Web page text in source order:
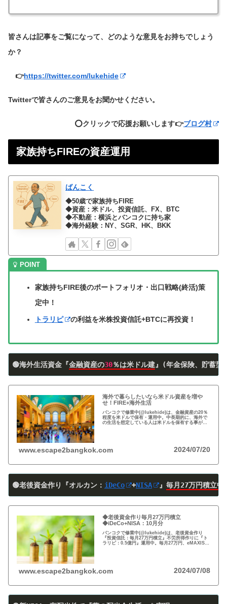
皆さんは記事をご覧になって、どのような意見をお持ちでしょう
か？
👉https://twitter.com/lukehide
Twitterで皆さんのご意見をお聞かせください。
⭕️クリックで応援お願いします👉ブログ村
家族持ちFIREの資産運用
ばんこく
◆50歳で家族持ちFIRE
◆資産：米ドル、投資信託、FX、BTC
◆不動産：横浜とバンコクに持ち家
◆海外経験：NY、SGR、HK、BKK
家族持ちFIRE後のポートフォリオ・出口戦略(終活)策
定中！
トラリピ の利益を米株投資信託+BTCに再投資！
🟢海外生活資金『金融資産の30％は米ドル建』(年金保険、貯蓄型
海外で暮らしたいなら米ドル資産を増や
せ！FIRE+海外生活
バンコクで修業中(@lukehide)は、金融資産の20％
程度を米ドルで保有・運用中。中長期的に、海外で
の生活を想定している人は米ドルを保有する事がお
www.escape2bangkok.com 2024/07/20
🟢老後資金作り『オルカン： iDeCo +NISA 』 毎月27万円積立中
◆老後資金作り毎月27万円積立
◆iDeCo+NISA：10月分
バンコクで修業中(@lukehide)は、老後資金作り
『投資信託：毎月27万円積立』不労所得作りに『ト
ラリピ：0.5億円』運用中。毎月27万円、eMAXIS
www.escape2bangkok.com 2024/07/08